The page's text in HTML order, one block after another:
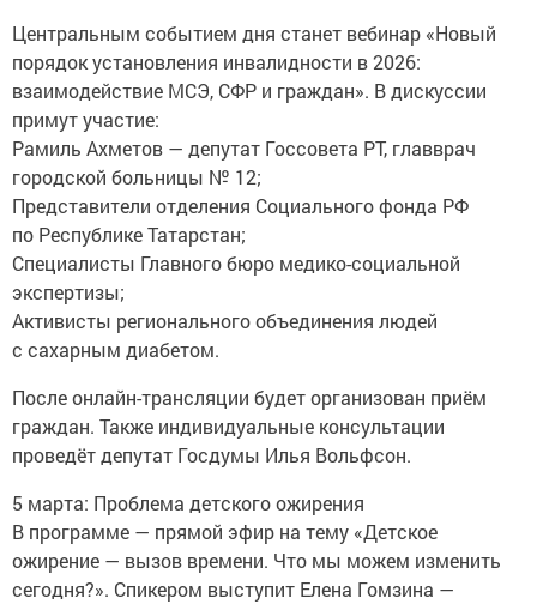
Центральным событием дня станет вебинар «Новый
порядок установления инвалидности в 2026:
взаимодействие МСЭ, СФР и граждан». В дискуссии
примут участие:
Рамиль Ахметов — депутат Госсовета РТ, главврач
городской больницы № 12;
Представители отделения Социального фонда РФ
по Республике Татарстан;
Специалисты Главного бюро медико-социальной
экспертизы;
Активисты регионального объединения людей
с сахарным диабетом.
После онлайн-трансляции будет организован приём
граждан. Также индивидуальные консультации
проведёт депутат Госдумы Илья Вольфсон.
5 марта: Проблема детского ожирения
В программе — прямой эфир на тему «Детское
ожирение — вызов времени. Что мы можем изменить
сегодня?». Спикером выступит Елена Гомзина —